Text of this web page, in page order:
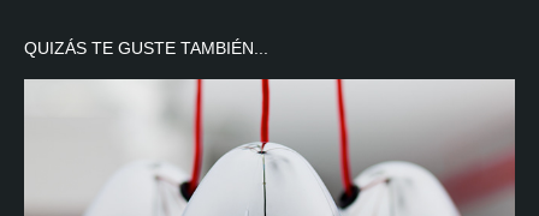
QUIZÁS TE GUSTE TAMBIÉN...